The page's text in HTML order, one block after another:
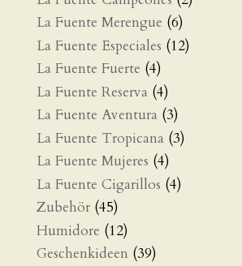
La Fuente Merengue (6)
La Fuente Especiales (12)
La Fuente Fuerte (4)
La Fuente Reserva (4)
La Fuente Aventura (3)
La Fuente Tropicana (3)
La Fuente Mujeres (4)
La Fuente Cigarillos (4)
Zubehör (45)
Humidore (12)
Geschenkideen (39)